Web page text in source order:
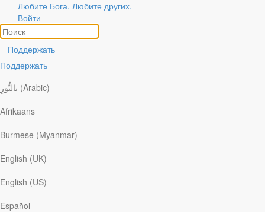
Любите Бога. Любите других.
Войти
Поддержать
Поддержать
بالنُّورِ (Arabic)
Afrikaans
Burmese (Myanmar)
English (UK)
English (US)
Español
of God at Work
темы
своей историей